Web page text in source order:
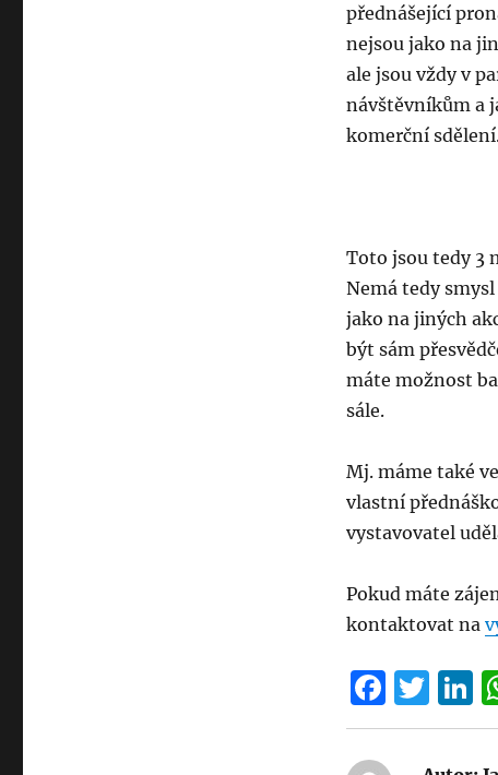
přednášející
nejsou jako na
ale jsou vždy v
návštěvníkům a
komerční
Toto jsou tedy 3
Nemá tedy
jako na jiných
být sám
máte možnost
sále.
Mj. máme také
vlastní
vystavovatel
Pokud máte
kontaktovat na
F
a
c
T
w
it
n
k